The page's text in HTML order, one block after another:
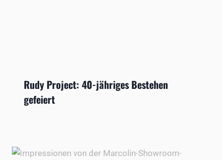
Rudy Project: 40-jähriges Bestehen
gefeiert